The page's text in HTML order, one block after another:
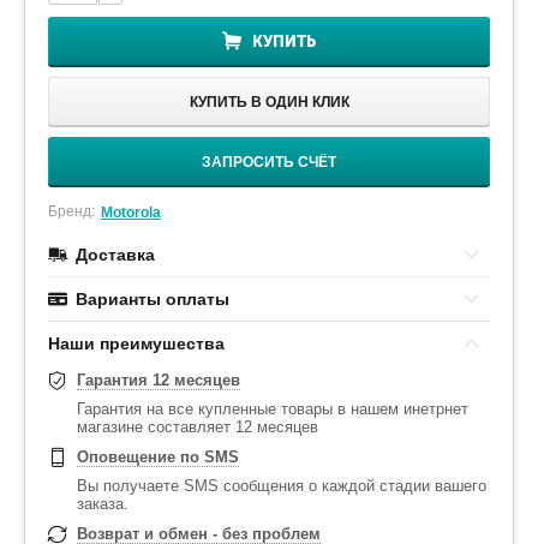
КУПИТЬ
КУПИТЬ В ОДИН КЛИК
ЗАПРОСИТЬ СЧЁТ
Бренд: Motorola
Доставка
Варианты оплаты
Наши преимушества
Гарантия 12 месяцев
Гарантия на все купленные товары в нашем инетрнет
магазине составляет 12 месяцев
Оповещение по SMS
Вы получаете SMS сообщения о каждой стадии вашего
заказа.
Возврат и обмен - без проблем